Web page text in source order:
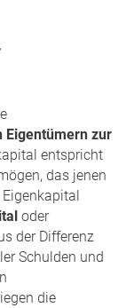
Eigentümern zur
entspricht
das jenen
oder
der Differenz
Schulden und
die